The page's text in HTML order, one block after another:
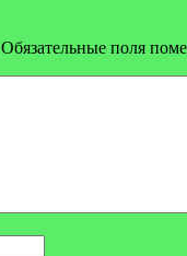
Обязательные поля